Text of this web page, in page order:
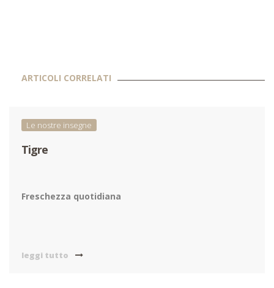
ARTICOLI CORRELATI
Le nostre insegne
Tigre
Freschezza quotidiana
leggi tutto